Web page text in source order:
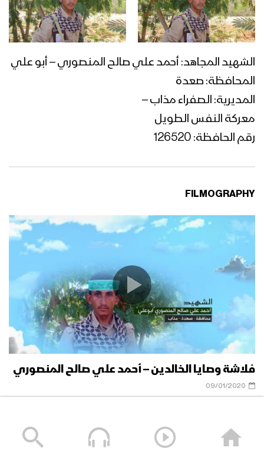
الشهيد المجاهد: أحمد علي صالح المنصوري – أبو علي
المحافظة: صعدة
المديرية: الصفراء مذاب –
معركة النفس الطويل
رقم الحافظة: 126520
FILMOGRAPHY
فلاشة وصايا الخالدين – أحمد علي صالح المنصوري
09/01/2020